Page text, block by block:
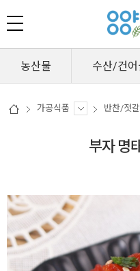
농산물 수산/건어
가공식품 반찬/젓갈
부자 명